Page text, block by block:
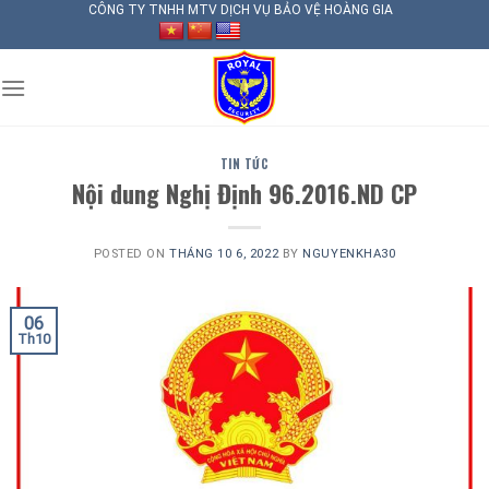
CÔNG TY TNHH MTV DỊCH VỤ BẢO VỆ HOÀNG GIA
TIN TỨC
Nội dung Nghị Định 96.2016.ND CP
POSTED ONTHÁNG 10 6, 2022 BY NGUYENKHA30
06
Th10